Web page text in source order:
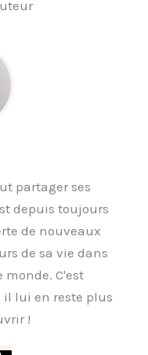
partager ses
depuis toujours
de nouveaux
de sa vie dans
monde. C'est
il lui en reste plus
!